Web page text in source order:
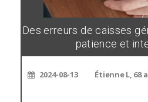
Des erreurs de caisses
patience et
2024-08-13 Étienne L, 68